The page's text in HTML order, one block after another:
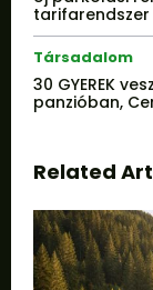
Társadalom
30 GYEREK
panzióban,
Related